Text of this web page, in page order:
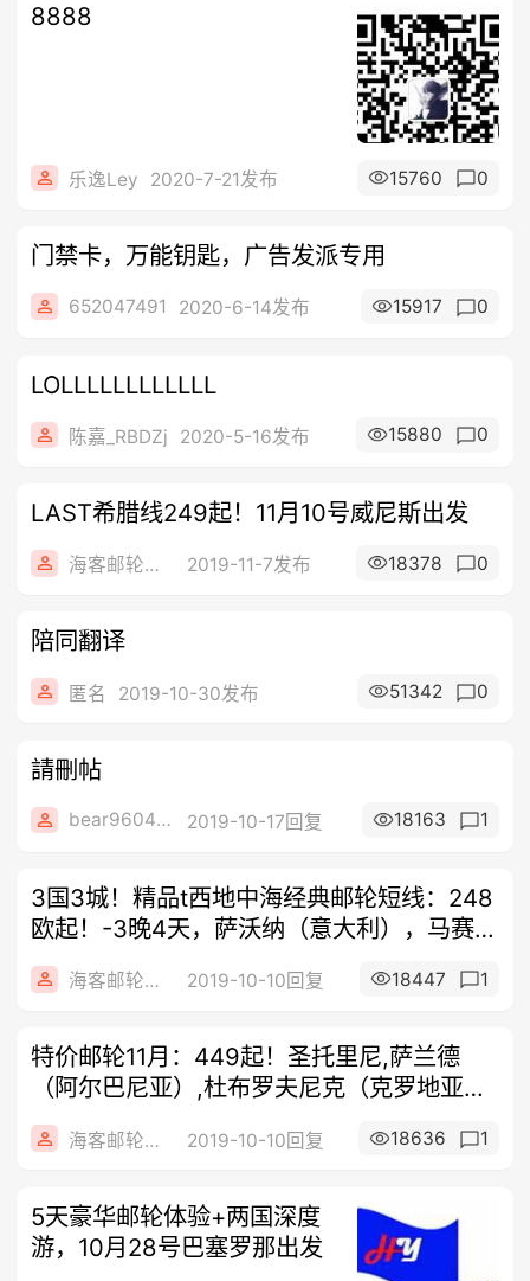
8888
乐逸Ley 2020-7-21发布 15760 0
门禁卡，万能钥匙，广告发派专用
652047491 2020-6-14发布 15917 0
LOLLLLLLLLLLLL
陈嘉_RBDZj 2020-5-16发布 15880 0
LAST希腊线249起！11月10号威尼斯出发
海客邮轮旅行社 2019-11-7发布 18378 0
陪同翻译
匿名 2019-10-30发布 51342 0
請刪帖
bear960401 2019-10-17回复 18163 1
3国3城！精品t西地中海经典邮轮短线：248
欧起！-3晚4天，萨沃纳（意大利），马赛法
国，巴塞...
海客邮轮旅行社 2019-10-10回复 18447 1
特价邮轮11月：449起！圣托里尼,萨兰德
（阿尔巴尼亚）,杜布罗夫尼克（克罗地亚）
斯普
海客邮轮旅行社 2019-10-10回复 18636 1
5天豪华邮轮体验+两国深度
游，10月28号巴塞罗那出发